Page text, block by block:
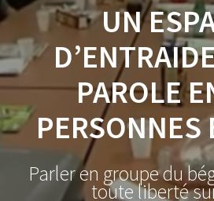
UN
PAROLE
PERSONNES
Parler en groupe du
toute liberté